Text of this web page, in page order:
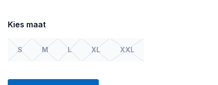
Kies maat
S M L XL XXL